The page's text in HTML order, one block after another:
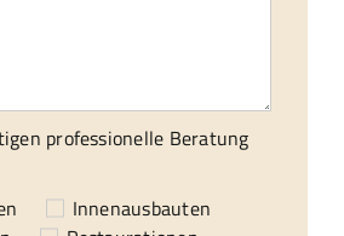
professionelle Beratung
Innenausbauten